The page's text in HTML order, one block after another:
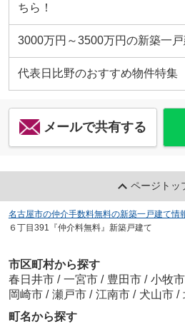
ちら！
3000万円～3500万円の新築一
代表日比野のおすすめ物件特集
メールで共有する
ページトッ
名古屋市の仲介手数料無料の新築一戸建て情
６丁目391『仲介料無料』新築戸建て
市区町村から探す
春日井市 / 一宮市 / 豊田市 / 小牧市
岡崎市 / 瀬戸市 / 江南市 / 犬山市 /
町名から探す